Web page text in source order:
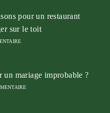
pour un restaurant
sur le toit
un mariage improbable ?